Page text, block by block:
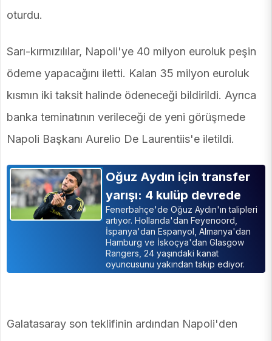
oturdu.
Sarı-kırmızılılar, Napoli'ye 40 milyon euroluk peşin
ödeme yapacağını iletti. Kalan 35 milyon euroluk
kısmın iki taksit halinde ödeneceği bildirildi. Ayrıca
banka teminatının verileceği de yeni görüşmede
Napoli Başkanı Aurelio De Laurentiis'e iletildi.
Oğuz Aydın için transfer
yarışı: 4 kulüp devrede
Fenerbahçe'de Oğuz Aydın'ın talipleri
artıyor. Hollanda'dan Feyenoord,
İspanya'dan Espanyol, Almanya'dan
Hamburg ve İskoçya'dan Glasgow
Rangers, 24 yaşındaki kanat
oyuncusunu yakından takip ediyor.
Galatasaray son teklifinin ardından Napoli'den